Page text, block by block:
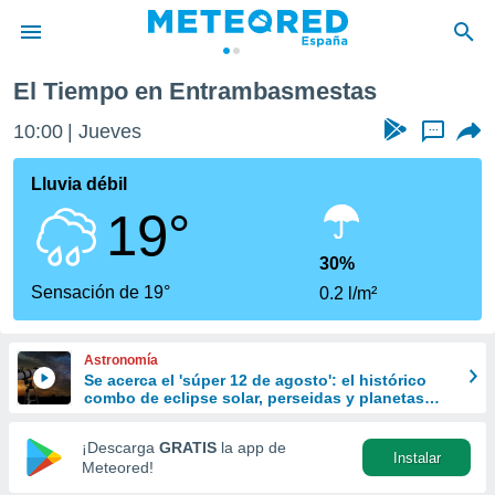
de
por
se
calidad.
a este
las
y
forma
digital
basada
El Tiempo en Entrambasmestas
10:00 Jueves ...
Lluvia débil
19°
Sensación de 19°
30%
0.2 l/m²
Astronomía
Se acerca el 'súper 12 de agosto': el histórico
combo de eclipse solar, perseidas y planetas
¡Descarga GRATIS la app de
Meteored!
Instalar